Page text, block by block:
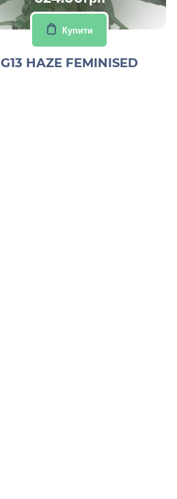
Купити
G13 HAZE FEMINISED